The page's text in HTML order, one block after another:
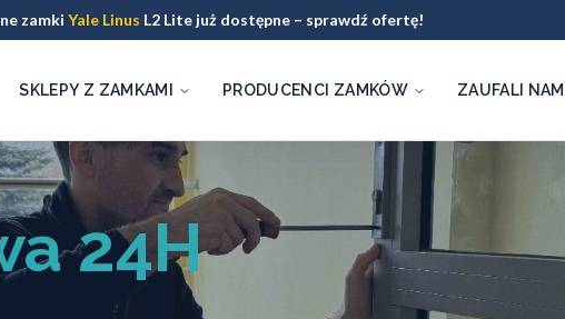
zamki Yale Linus L2 Lite już dostępne – sprawdź ofertę!
SKLEPY Z ZAMKAMI PRODUCENCI ZAMKÓW ZAUFALI NAM
24H